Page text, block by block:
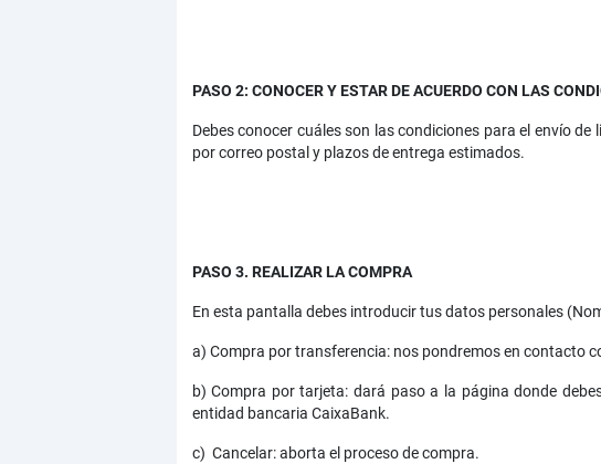
PASO 2: CONOCER Y ESTAR DE ACUERDO CON LAS
Debes conocer cuáles son las condiciones para el envío
por correo postal y plazos de entrega estimados.
PASO 3. REALIZAR LA COMPRA
En esta pantalla debes introducir tus datos personales
a) Compra por transferencia: nos pondremos en contacto
b) Compra por tarjeta: dará paso a la página donde
entidad bancaria CaixaBank.
c) Cancelar: aborta el proceso de compra.